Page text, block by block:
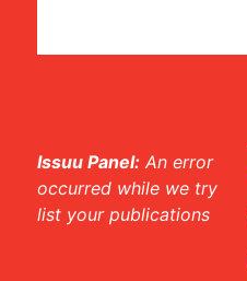
Issuu Panel: An error
occurred while we try
list your publications